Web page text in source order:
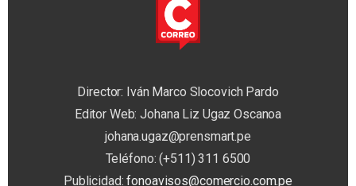
Director: Iván Marco Slocovich Pardo
Editor Web: Johana Liz Ugaz Oscanoa
johana.ugaz@prensmart.pe
Teléfono: (+511) 311 6500
Publicidad:fonoavisos@comercio.com.pe